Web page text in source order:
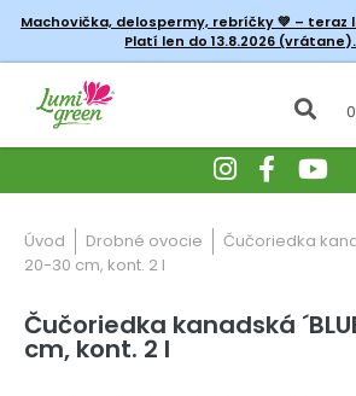
Machovička, delospermy, rebríčky💚 – teraz
Platí len do 13.8.2026 (vrátane).
Úvod Drobné ovocie
Čučoriedka
20-30 cm, kont. 2 l
Čučoriedka kanadská
cm, kont. 2 l